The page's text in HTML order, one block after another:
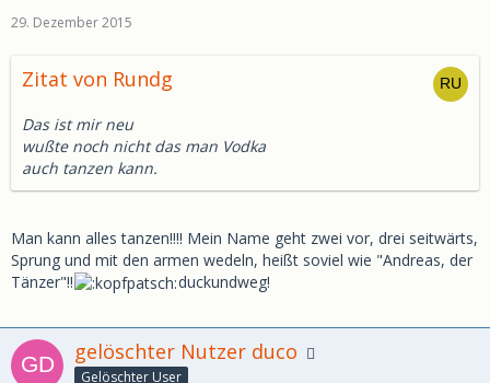
29. Dezember 2015
Zitat von Rundg
Das ist mir neu
wußte noch nicht das man Vodka
auch tanzen kann.
Man kann alles tanzen!!!! Mein Name geht zwei vor, drei seitwärts,
Sprung und mit den armen wedeln, heißt soviel wie "Andreas, der
Tänzer"!!
duckundweg!
gelöschter Nutzer duco
Gelöschter User